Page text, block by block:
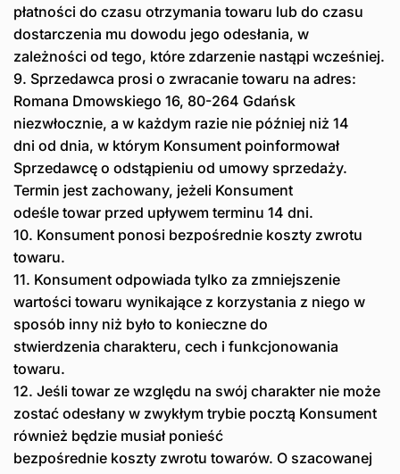
płatności do czasu otrzymania towaru lub do czasu
dostarczenia mu dowodu jego odesłania, w
zależności od tego, które zdarzenie nastąpi wcześniej.
9. Sprzedawca prosi o zwracanie towaru na adres:
Romana Dmowskiego 16, 80-264 Gdańsk
niezwłocznie, a w każdym razie nie później niż 14
dni od dnia, w którym Konsument poinformował
Sprzedawcę o odstąpieniu od umowy sprzedaży.
Termin jest zachowany, jeżeli Konsument
odeśle towar przed upływem terminu 14 dni.
10. Konsument ponosi bezpośrednie koszty zwrotu
towaru.
11. Konsument odpowiada tylko za zmniejszenie
wartości towaru wynikające z korzystania z niego w
sposób inny niż było to konieczne do
stwierdzenia charakteru, cech i funkcjonowania
towaru.
12. Jeśli towar ze względu na swój charakter nie może
zostać odesłany w zwykłym trybie pocztą Konsument
również będzie musiał ponieść
bezpośrednie koszty zwrotu towarów. O szacowanej